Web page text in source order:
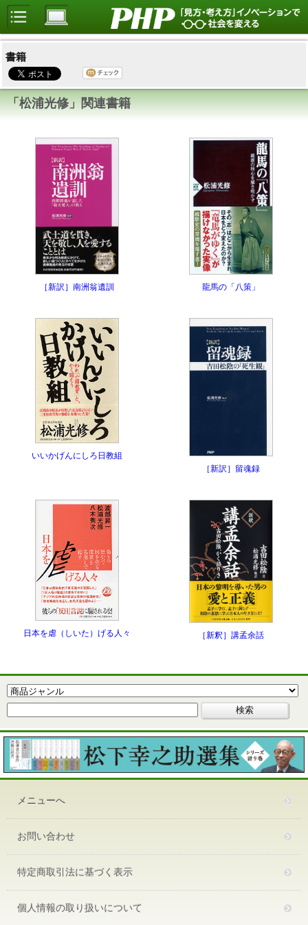
書籍
「松浦光修」関連書籍
［新訳］南洲翁遺訓 龍馬の「八策」
いいかげんにしろ日教組
［新訳］留魂録
日本を虐（しいた）げる人々 ［新釈］講孟余話
メニューへ
お問い合わせ
特定商取引法に基づく表示
個人情報の取り扱いについて